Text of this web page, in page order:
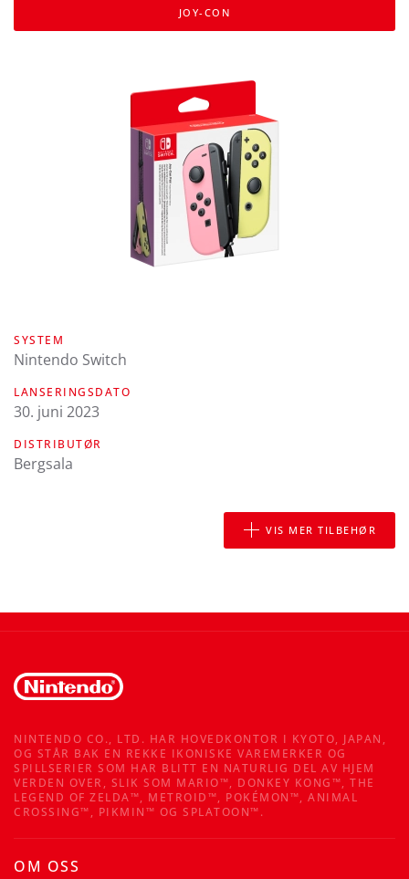
SYSTEM
Nintendo Switch
LANSERINGSDATO
30. juni 2023
DISTRIBUTØR
Bergsala
JOY-CON
VIS MER TILBEHØR
NINTENDO CO., LTD. HAR HOVEDKONTOR I KYOTO, JAPAN,
OG STÅR BAK EN REKKE IKONISKE VAREMERKER OG
SPILLSERIER SOM HAR BLITT EN NATURLIG DEL AV HJEM
VERDEN OVER, SLIK SOM MARIO™, DONKEY KONG™, THE
LEGEND OF ZELDA™, METROID™, POKÉMON™, ANIMAL
CROSSING™, PIKMIN™ OG SPLATOON™.
OM OSS